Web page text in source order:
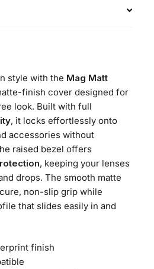
style with the Mag Matt
finish cover designed for
look. Built with full
, it locks effortlessly onto
accessories without
raised bezel offers
, keeping your lenses
drops. The smooth matte
non-slip grip while
that slides easily in and
finish